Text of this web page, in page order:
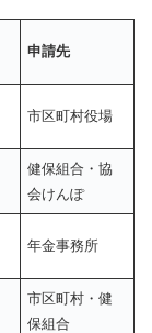
申請先
市区町村役場
健保組合・協
会けんぽ
年金事務所
市区町村・健
保組合